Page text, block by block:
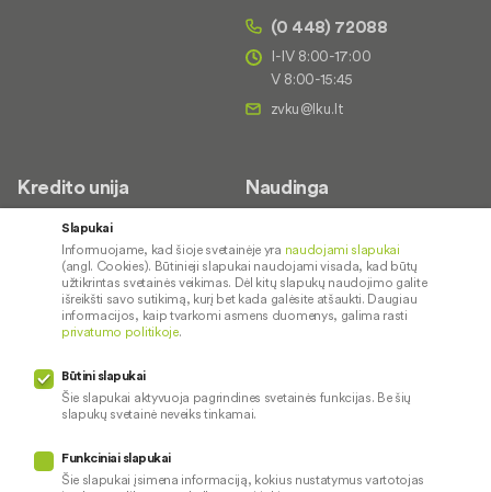
(0 448) 72088
I-IV 8:00-17:00
V 8:00-15:45
Kredito unija
Apie mus
Kontaktai
Karjera
Socialinė atsakomybė
Naudinga
Palūkanų normos
Paslaugų teikimo sąlygos ir
įkainiai
Pranešėjų apsauga
Slapukai
Informuojame, kad šioje svetainėje yra naudojami slapukai
(angl. Cookies). Būtinieji slapukai naudojami visada, kad būtų
užtikrintas svetainės veikimas. Dėl kitų slapukų naudojimo galite
išreikšti savo sutikimą, kurį bet kada galėsite atšaukti. Daugiau
informacijos, kaip tvarkomi asmens duomenys, galima rasti
privatumo politikoje.
Būtini slapukai
Šie slapukai aktyvuoja pagrindines svetainės funkcijas. Be šių
slapukų svetainė neveiks tinkamai.
Funkciniai slapukai
Šie slapukai įsimena informaciją, kokius nustatymus vartotojas